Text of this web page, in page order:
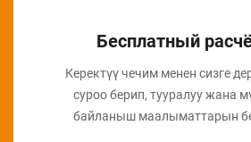
Бесплатный
Керектүү чечим менен сизге
суроо берип, тууралуу жана
байланыш маалыматтарын